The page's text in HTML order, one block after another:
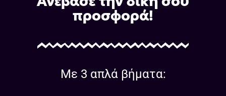
προσφορά!
Με 3 απλά βήματα: